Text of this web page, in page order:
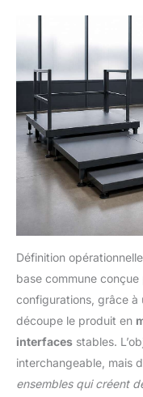
Définition
base commune
configurations, grâce à
découpe le produit en
interfaces stables.
interchangeable, mais
ensembles qui créent